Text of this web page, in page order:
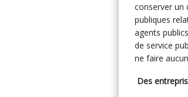
conserver un
publiques
agents
de service
ne faire
Des